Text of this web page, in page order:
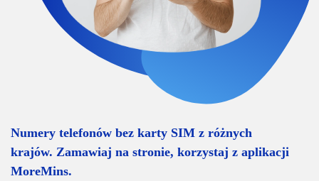
Numery telefonów bez karty SIM z różnych
krajów. Zamawiaj na stronie, korzystaj z aplikacji
MoreMins.